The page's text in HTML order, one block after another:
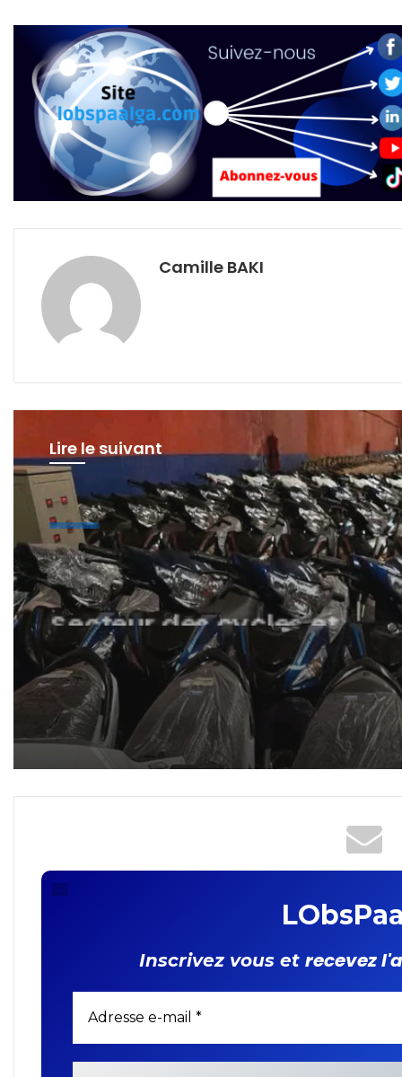
Camille BAKI
Lire le suivant
Société
il y a 44 minutes
Secteur des cycles et
motocycles : vers un
marché plus sain,
transparent et équitable
Inscrivez vous et recevez